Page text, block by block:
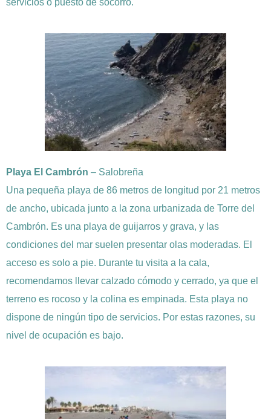
servicios o puesto de socorro.
Playa El Cambrón – Salobreña
Una pequeña playa de 86 metros de longitud por 21 metros
de ancho, ubicada junto a la zona urbanizada de Torre del
Cambrón. Es una playa de guijarros y grava, y las
condiciones del mar suelen presentar olas moderadas. El
acceso es solo a pie. Durante tu visita a la cala,
recomendamos llevar calzado cómodo y cerrado, ya que el
terreno es rocoso y la colina es empinada. Esta playa no
dispone de ningún tipo de servicios. Por estas razones, su
nivel de ocupación es bajo.